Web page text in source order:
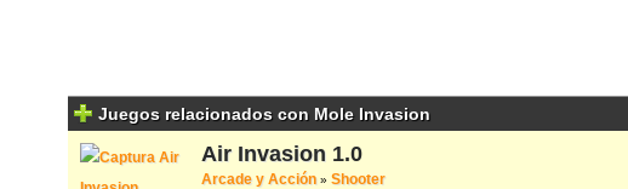
Juegos relacionados con Mole Invasion
Air Invasion 1.0
Arcade y Acción » Shooter